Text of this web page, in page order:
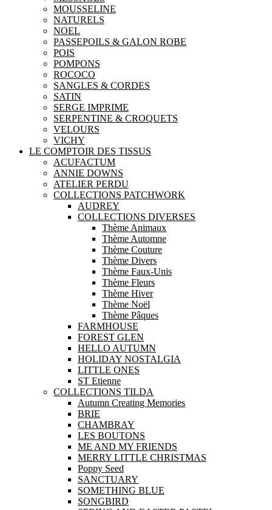
MOUSSELINE
NATURELS
NOEL
PASSEPOILS & GALON ROBE
POIS
POMPONS
ROCOCO
SANGLES & CORDES
SATIN
SERGE IMPRIME
SERPENTINE & CROQUETS
VELOURS
VICHY
LE COMPTOIR DES TISSUS
ACUFACTUM
ANNIE DOWNS
ATELIER PERDU
COLLECTIONS PATCHWORK
AUDREY
COLLECTIONS DIVERSES
Thème Animaux
Thème Automne
Thème Couture
Thème Divers
Thème Faux-Unis
Thème Fleurs
Thème Hiver
Thème Noël
Thème Pâques
FARMHOUSE
FOREST GLEN
HELLO AUTUMN
HOLIDAY NOSTALGIA
LITTLE ONES
ST Etienne
COLLECTIONS TILDA
Autumn Creating Memories
BRIE
CHAMBRAY
LES BOUTONS
ME AND MY FRIENDS
MERRY LITTLE CHRISTMAS
Poppy Seed
SANCTUARY
SOMETHING BLUE
SONGBIRD